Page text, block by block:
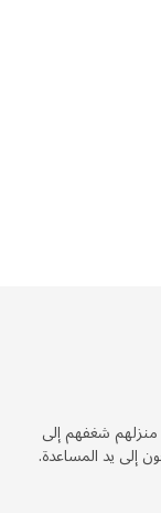
شغفهم إلى
يد المساعدة.